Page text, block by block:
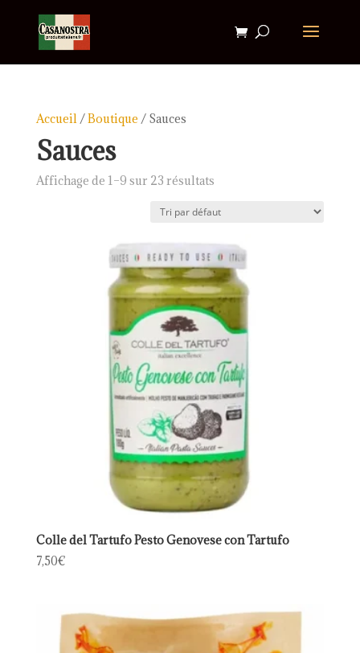
Accueil/Boutique / Sauces
Sauces
Affichage de 1–9 sur 23 résultats
Colle del Tartufo Pesto Genovese con Tartufo
7,50€